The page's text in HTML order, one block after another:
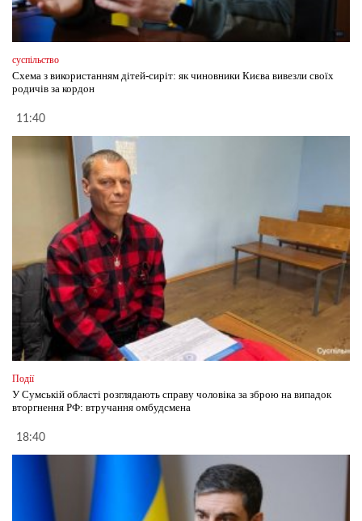
суспільство
Схема з використанням дітей-сиріт: як чиновники Києва вивезли своїх
родичів за кордон
11:40
Події
У Сумській області розглядають справу чоловіка за зброю на випадок
вторгнення РФ: втручання омбудсмена
18:40